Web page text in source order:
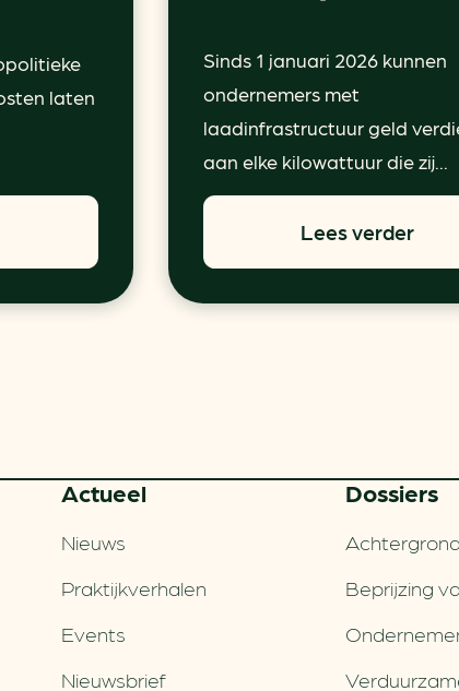
laten
Sinds 1 januari 2026 kunnen
ondernemers met
laadinfrastructuur geld
aan elke kilowattuur die zij...
Lees verder
Actueel
Nieuws
Praktijkverhalen
Events
Nieuwsbrief
Dossiers
Beprijzing